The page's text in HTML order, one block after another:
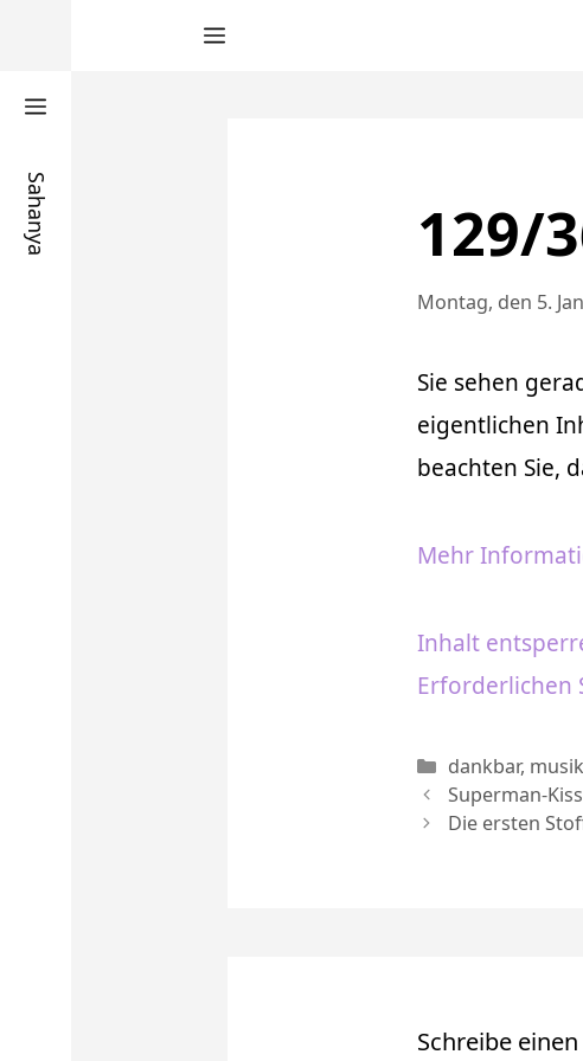
Sahanya 129/
Montag, den 5.
Sie sehen
eigentlichen
beachten Sie,
Mehr
Inhalt
Erforderlichen
Kategorien
dankbar,
Superman-
Die ersten
Schreibe